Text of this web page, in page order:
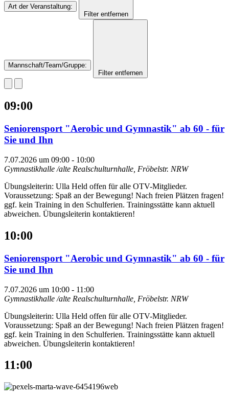
Art der Veranstaltung:
Filter entfernen
Mannschaft/Team/Gruppe:
Filter entfernen
09:00
Seniorensport "Aerobic und Gymnastik" ab 60 - für
Sie und Ihn
7.07.2026 um 09:00 - 10:00
Gymnastikhalle /alte Realschulturnhalle, Fröbelstr. NRW
Übungsleiterin: Ulla Held offen für alle OTV-Mitglieder.
Voraussetzung: Spaß an der Bewegung! Nach freien Plätzen fragen!
ggf. kein Training in den Schulferien. Trainingsstätte kann aktuell
abweichen. Übungsleiterin kontaktieren!
10:00
Seniorensport "Aerobic und Gymnastik" ab 60 - für
Sie und Ihn
7.07.2026 um 10:00 - 11:00
Gymnastikhalle /alte Realschulturnhalle, Fröbelstr. NRW
Übungsleiterin: Ulla Held offen für alle OTV-Mitglieder.
Voraussetzung: Spaß an der Bewegung! Nach freien Plätzen fragen!
ggf. kein Training in den Schulferien. Trainingsstätte kann aktuell
abweichen. Übungsleiterin kontaktieren!
11:00